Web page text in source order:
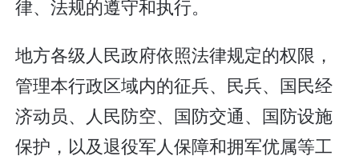
律、法规的遵守和执行。
地方各级人民政府依照法律规定的权限，
管理本行政区域内的征兵、民兵、国民经
济动员、人民防空、国防交通、国防设施
保护，以及退役军人保障和拥军优属等工